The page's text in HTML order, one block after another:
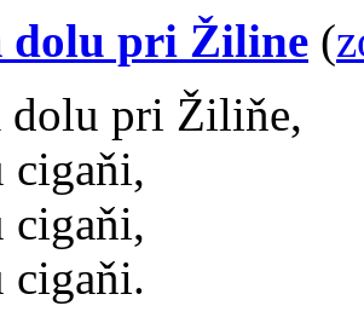
dolu pri Žiline (
dolu pri Žiliňe,
cigaňi,
cigaňi,
cigaňi.